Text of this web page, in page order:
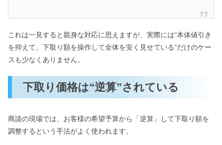
これは一見すると親身な対応に思えますが、実際には“本体値引き
を抑えて、下取り額を操作して全体を安く見せている”だけのケー
スも少なくありません。
下取り価格は“逆算”されている
商談の現場では、お客様の希望予算から「逆算」して下取り額を
調整するという手法がよく使われます。